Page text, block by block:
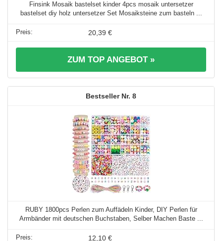
Finsink Mosaik bastelset kinder 4pcs mosaik untersetzer
bastelset diy holz untersetzer Set Mosaiksteine zum basteln ...
20,39 €
ZUM TOP ANGEBOT »
8
RUBY 1800pcs Perlen zum Auffädeln Kinder, DIY Perlen für
Armbänder mit deutschen Buchstaben, Selber Machen Baste ...
12,10 €